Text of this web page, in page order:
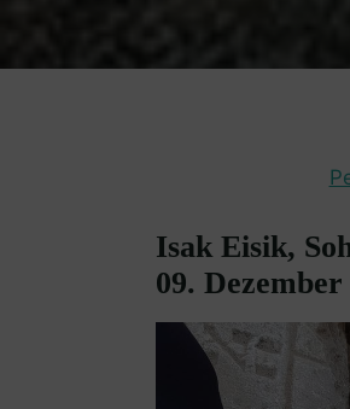
Isak Eisik,
09. Dezember